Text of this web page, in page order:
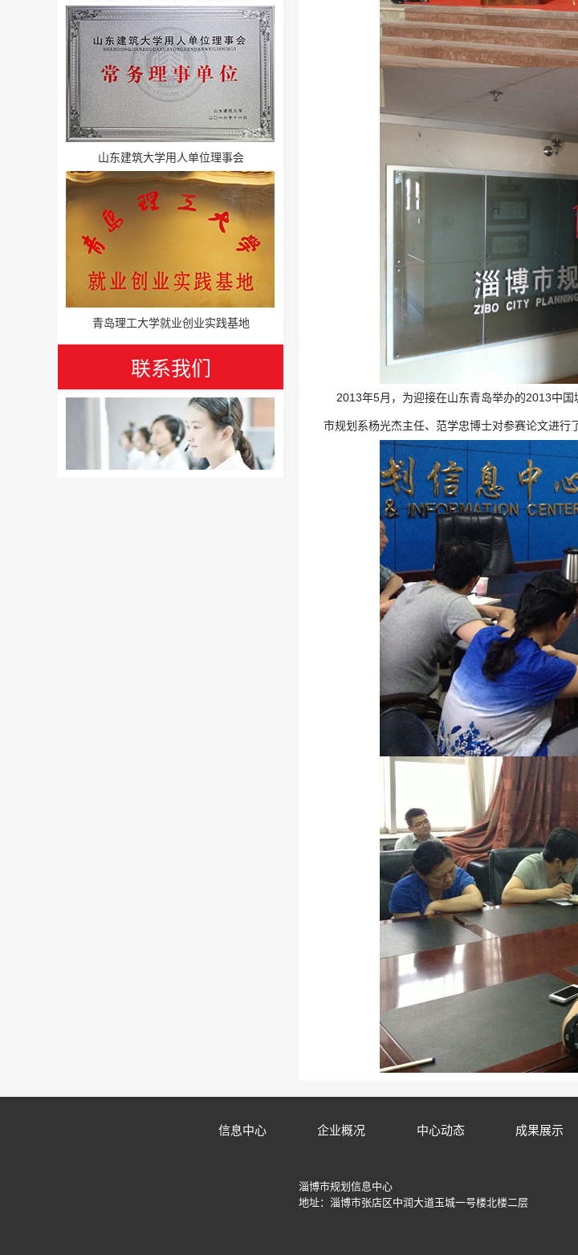
山东建筑大学用人单位理事会
青岛理工大学就业创业实践基地
联系我们
2013年5月，为迎接在山东青岛举办的2013中国
市规划系杨光杰主任、范学忠博士对参赛论文进行
信息中心 企业概况 中心动态 成果展示
淄博市规划信息中心
地址：淄博市张店区中润大道玉城一号楼北楼二层